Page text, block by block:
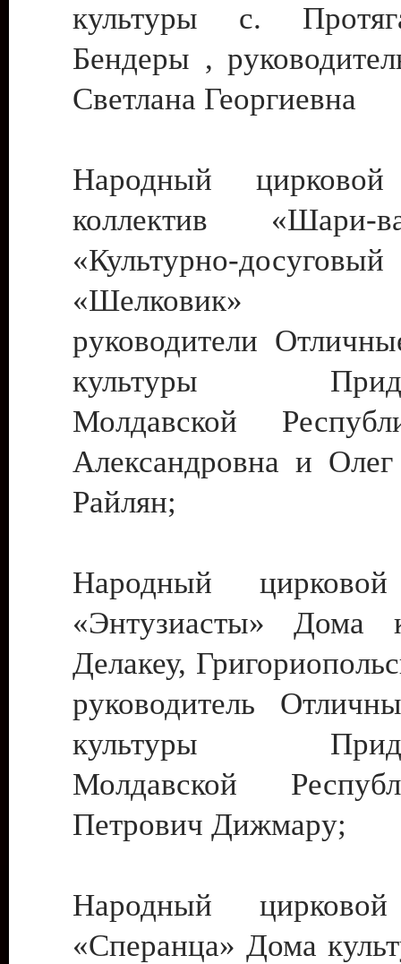
культуры с.
Бендеры ,
Светлана Георгиевна
Народный цирковой
коллектив
«Культурно-
«Шелковик»
руководители
культуры
Молдавской
Александровна и
Райлян;
Народный цирковой
«Энтузиасты» Дома
Делакеу,
руководитель
культуры
Молдавской
Петрович Дижмару;
Народный цирковой
«Сперанца» Дома